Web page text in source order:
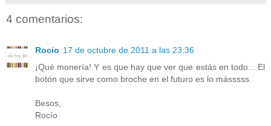
4 comentarios:
Rocio 17 de octubre de 2011 a las 23:36
¡Qué monería! Y es que hay que ver que estás en todo... El
botón que sirve como broche en el futuro es lo másssss.
Besos,
Rocío